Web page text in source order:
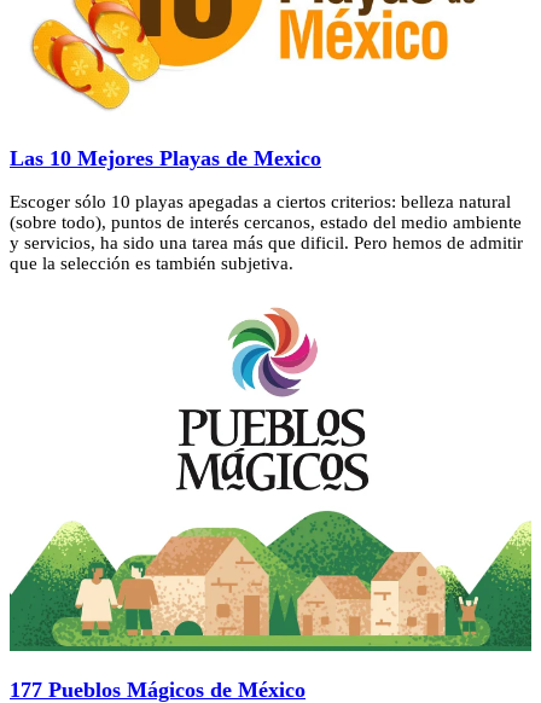
Las 10 Mejores Playas de Mexico
Escoger sólo 10 playas apegadas a ciertos criterios: belleza natural
(sobre todo), puntos de interés cercanos, estado del medio ambiente
y servicios, ha sido una tarea más que dificil. Pero hemos de admitir
que la selección es también subjetiva.
177 Pueblos Mágicos de México